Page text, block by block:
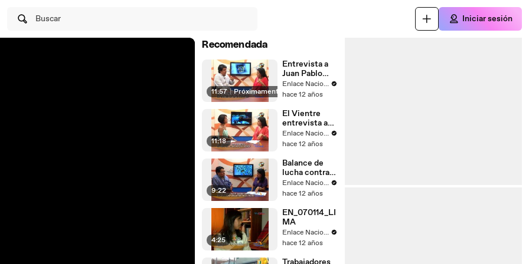
Buscar Iniciar sesión
Recomendada
11:57 | Próximamente
Entrevista a
Juan Pablo
Saaverda
FEDEPAZ
Enlace Nacional
hace 12 años
11:18
El Vientre
entrevista a
Mayella
Lloclla
Enlace Nacional
hace 12 años
9:22
Balance de
lucha contra
el
narcotrafico
Enlace Nacional
hace 12 años
4:25
EN_070114_LI
MA
Enlace Nacional
hace 12 años